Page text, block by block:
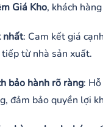
Giá Kho, khách
nhất: Cam kết giá
từ nhà sản xuất.
bảo hành rõ ràng:
đảm bảo quyền lợi